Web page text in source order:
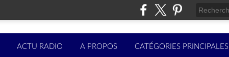
ACTU RADIO A PROPOS CATÉGORIES PRINCIPALES